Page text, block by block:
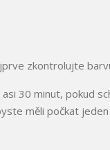
zkontrolujte
30 minut, pokud
měli počkat